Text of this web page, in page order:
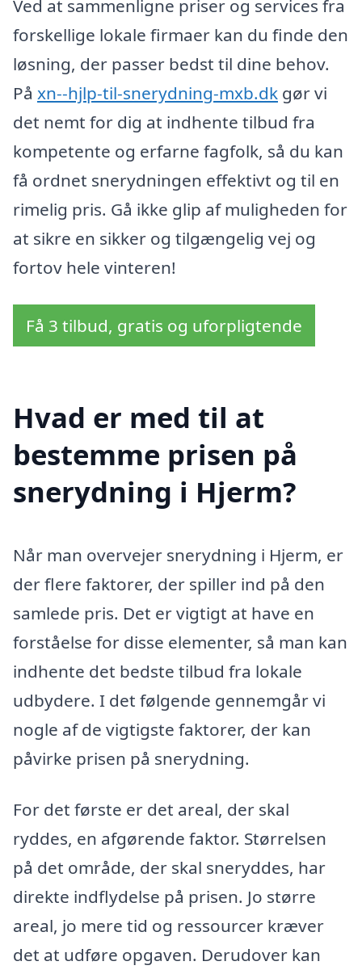
Ved at sammenligne priser og services fra
forskellige lokale firmaer kan du finde den
løsning, der passer bedst til dine behov.
På xn--hjlp-til-snerydning-mxb.dk gør vi
det nemt for dig at indhente tilbud fra
kompetente og erfarne fagfolk, så du kan
få ordnet snerydningen effektivt og til en
rimelig pris. Gå ikke glip af muligheden for
at sikre en sikker og tilgængelig vej og
fortov hele vinteren!
Få 3 tilbud, gratis og uforpligtende
Hvad er med til at
bestemme prisen på
snerydning i Hjerm?
Når man overvejer snerydning i Hjerm, er
der flere faktorer, der spiller ind på den
samlede pris. Det er vigtigt at have en
forståelse for disse elementer, så man kan
indhente det bedste tilbud fra lokale
udbydere. I det følgende gennemgår vi
nogle af de vigtigste faktorer, der kan
påvirke prisen på snerydning.
For det første er det areal, der skal
ryddes, en afgørende faktor. Størrelsen
på det område, der skal sneryddes, har
direkte indflydelse på prisen. Jo større
areal, jo mere tid og ressourcer kræver
det at udføre opgaven. Derudover kan